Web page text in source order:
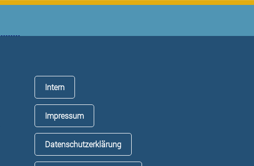
Intern
Impressum
Datenschutzerklärung